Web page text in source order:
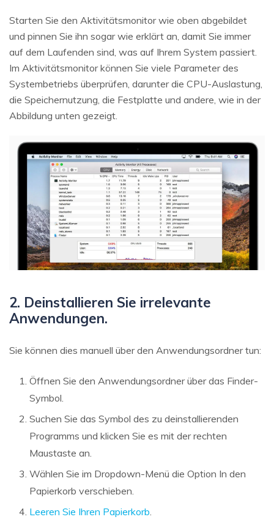
Starten Sie den Aktivitätsmonitor wie oben abgebildet
und pinnen Sie ihn sogar wie erklärt an, damit Sie immer
auf dem Laufenden sind, was auf Ihrem System passiert.
Im Aktivitätsmonitor können Sie viele Parameter des
Systembetriebs überprüfen, darunter die CPU-Auslastung,
die Speichernutzung, die Festplatte und andere, wie in der
Abbildung unten gezeigt.
2. Deinstallieren Sie irrelevante
Anwendungen.
Sie können dies manuell über den Anwendungsordner tun:
Öffnen Sie den Anwendungsordner über das Finder-
Symbol.
Suchen Sie das Symbol des zu deinstallierenden
Programms und klicken Sie es mit der rechten
Maustaste an.
Wählen Sie im Dropdown-Menü die Option In den
Papierkorb verschieben.
Leeren Sie Ihren Papierkorb.